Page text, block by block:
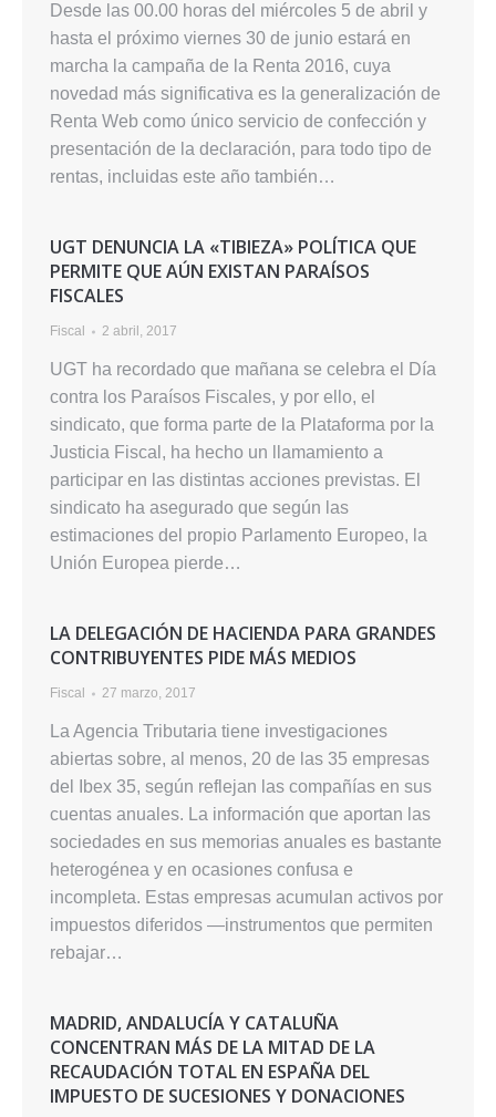
Desde las 00.00 horas del miércoles 5 de abril y
hasta el próximo viernes 30 de junio estará en
marcha la campaña de la Renta 2016, cuya
novedad más significativa es la generalización de
Renta Web como único servicio de confección y
presentación de la declaración, para todo tipo de
rentas, incluidas este año también…
UGT DENUNCIA LA «TIBIEZA» POLÍTICA QUE
PERMITE QUE AÚN EXISTAN PARAÍSOS
FISCALES
Fiscal 2 abril, 2017
UGT ha recordado que mañana se celebra el Día
contra los Paraísos Fiscales, y por ello, el
sindicato, que forma parte de la Plataforma por la
Justicia Fiscal, ha hecho un llamamiento a
participar en las distintas acciones previstas. El
sindicato ha asegurado que según las
estimaciones del propio Parlamento Europeo, la
Unión Europea pierde…
LA DELEGACIÓN DE HACIENDA PARA GRANDES
CONTRIBUYENTES PIDE MÁS MEDIOS
Fiscal 27 marzo, 2017
La Agencia Tributaria tiene investigaciones
abiertas sobre, al menos, 20 de las 35 empresas
del Ibex 35, según reflejan las compañías en sus
cuentas anuales. La información que aportan las
sociedades en sus memorias anuales es bastante
heterogénea y en ocasiones confusa e
incompleta. Estas empresas acumulan activos por
impuestos diferidos —instrumentos que permiten
rebajar…
MADRID, ANDALUCÍA Y CATALUÑA
CONCENTRAN MÁS DE LA MITAD DE LA
RECAUDACIÓN TOTAL EN ESPAÑA DEL
IMPUESTO DE SUCESIONES Y DONACIONES